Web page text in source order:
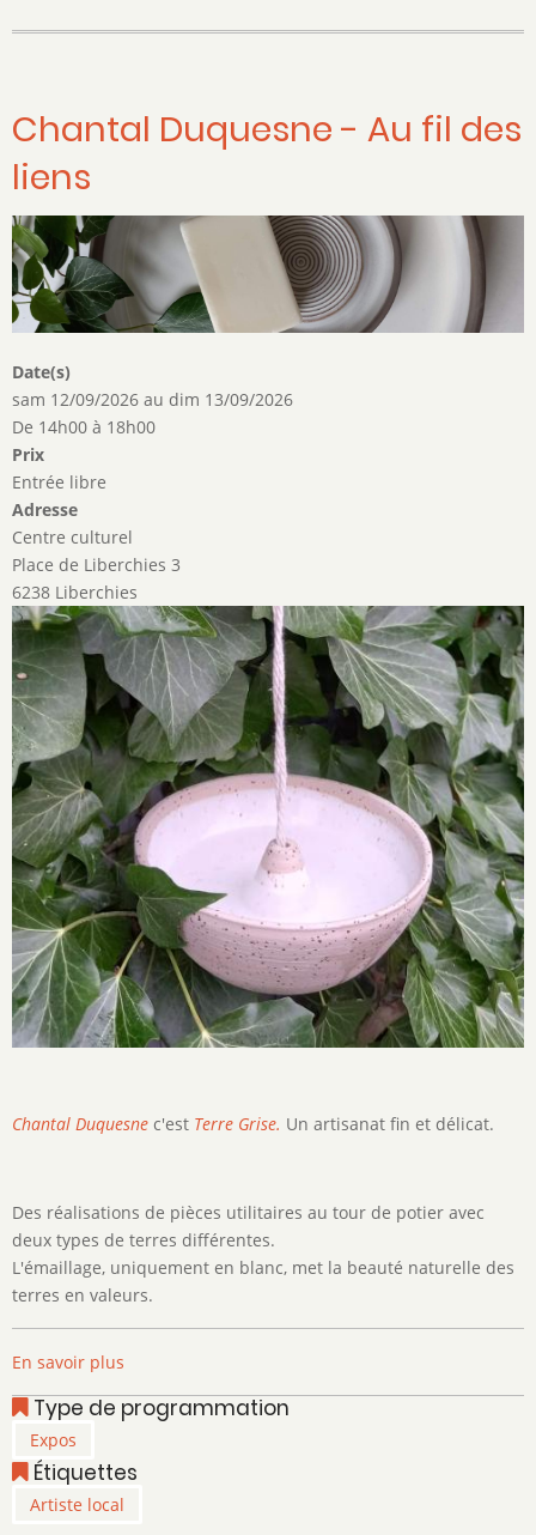
Chantal Duquesne - Au fil des
liens
Date(s)
sam 12/09/2026 au dim 13/09/2026
De 14h00 à 18h00
Prix
Entrée libre
Adresse
Centre culturel
Place de Liberchies 3
6238 Liberchies
Image
Chantal Duquesne c'est Terre Grise. Un artisanat fin et délicat.
Des réalisations de pièces utilitaires au tour de potier avec
deux types de terres différentes.
L'émaillage, uniquement en blanc, met la beauté naturelle des
terres en valeurs.
En savoir plus
Chantal
Duquesne
Au
Type de programmation
Expos
Étiquettes
Artiste local